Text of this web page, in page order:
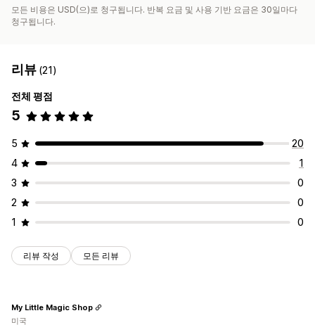
모든 비용은 USD(으)로 청구됩니다. 반복 요금 및 사용 기반 요금은 30일마다
청구됩니다.
리뷰 (21)
전체 평점
5
5
20
4
1
3
0
2
0
1
0
리뷰 작성 모든 리뷰
My Little Magic Shop
미국